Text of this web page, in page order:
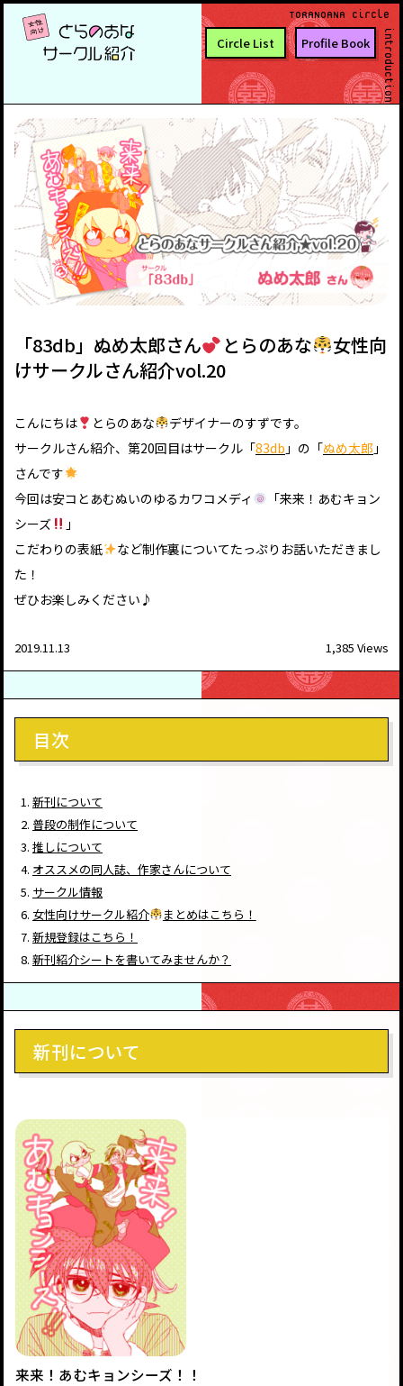
TORANOANA Circle
introduction
Circle List Profile Book
「83db」ぬめ太郎さん とらのあな
女性向
けサークルさん紹介vol.20
こんにちは とらのあな
デザイナーのすずです。
サークルさん紹介、第20回目はサークル「83db 」の「ぬめ太郎 」
さんです
今回は安コとあむぬいのゆるカワコメディ
「来来！あむキョン
シーズ
」
こだわりの表紙
など制作裏についてたっぷりお話いただきまし
た！
ぜひお楽しみください♪
2019.11.13 1,385 Views
目次
新刊について
普段の制作について
推しについて
オススメの同人誌、作家さんについて
サークル情報
女性向けサークル紹介
まとめはこちら！
新規登録はこちら！
新刊紹介シートを書いてみませんか？
新刊について
来来！あむキョンシーズ！！